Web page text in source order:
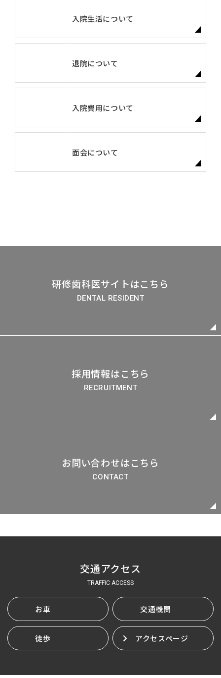
入院生活について
退院について
入院費用について
面会について
研修歯科医サイトはこちら
DENTAL RESIDENT
採用情報はこちら
RECRUITMENT
お問い合わせはこちら
CONTACT
交通アクセス
TRAFFIC ACCESS
お車 交通機関
徒歩 アクセスページ